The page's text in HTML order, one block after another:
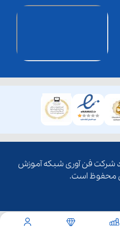
شرکت فن آوری شبکه آموزش
محفوظ است.